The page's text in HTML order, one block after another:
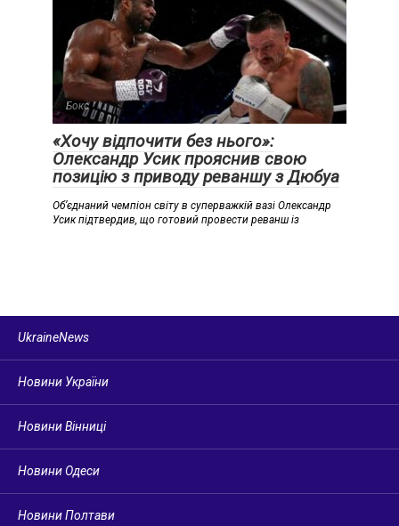
Бокс
«Хочу відпочити без нього»:
Олександр Усик прояснив свою
позицію з приводу реваншу з Дюбуа
Об’єднаний чемпіон світу в суперважкій вазі Олександр
Усик підтвердив, що готовий провести реванш із
UkraineNews
Новини України
Новини Вінниці
Новини Одеси
Новини Полтави